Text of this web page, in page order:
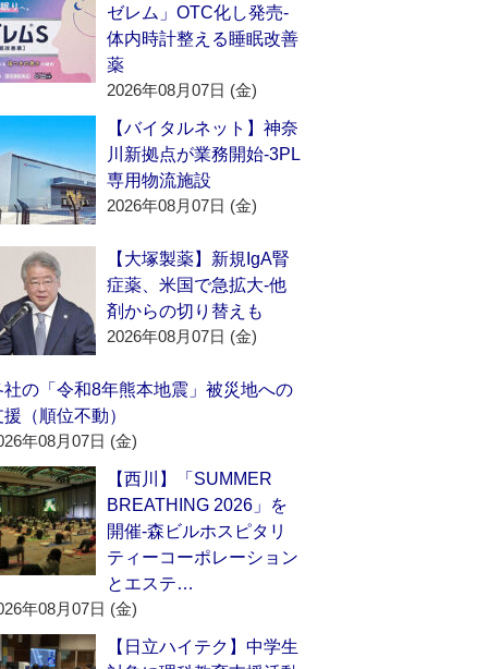
ゼレム」OTC化し発売‐
体内時計整える睡眠改善
薬
2026年08月07日 (金)
【バイタルネット】神奈
川新拠点が業務開始‐3PL
専用物流施設
2026年08月07日 (金)
【大塚製薬】新規IgA腎
症薬、米国で急拡大‐他
剤からの切り替えも
2026年08月07日 (金)
社の「令和8年熊本地震」被災地への
援（順位不動）
年08月07日 (金)
【西川】「SUMMER
BREATHING 2026」を
開催‐森ビルホスピタリ
ティーコーポレーション
とエステ…
年08月07日 (金)
【日立ハイテク】中学生